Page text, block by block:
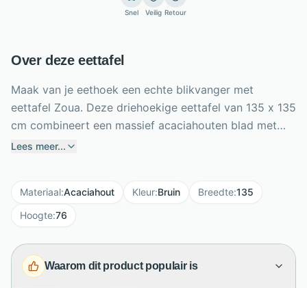
Snel Veilig Retour
Over deze eettafel
Maak van je eethoek een echte blikvanger met
eettafel Zoua. Deze driehoekige eettafel van 135 x 135
cm combineert een massief acaciahouten blad met
een gepoedercoat stalen onderstel voor een warme,
gezellig tafelen. Drie schuin geplaatste metalen poten
geven het ontwerp een speels, modern karakter,
levendige houttekeningen. Met een hoogte van 76 cm
en 73 cm vrije ruimte onder het blad is deze tafel
Lees meer...
Materiaal:Acaciahout Kleur:Bruin Breedte:135
Hoogte:76
Waarom dit product populair is